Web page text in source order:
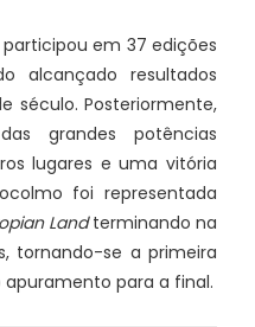
em 37 edições
alcançado resultados
século. Posteriormente,
grandes potências
lugares e uma vitória
foi representada
Landterminando na
tornando-se a primeira
para a final.